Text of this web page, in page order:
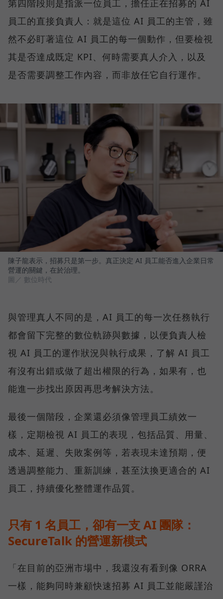
第四階段則是指派一位員工，擔任正在招募的 AI
員工的直接負責人：就是這位 AI 員工的主管，雖
然不必盯著這位 AI 員工的每一個動作，但要檢視
其是否達成既定 KPI、何時需要真人介入，以及
是否需要調整工作內容，而非放任它自行運作。
陳子龍表示，招募只是第一步。真正決定 AI 員工能否進入企業日常
營運的關鍵，在於治理。
圖／ 數位時代
與管理真人不同的是，AI 員工的每一次任務執行
都會留下完整的數位軌跡與數據，以便負責人檢
視 AI 員工的運作狀況與執行成果，了解 AI 員工
有沒有出錯或做了超出權限的行為，如果有，也
能進一步找出原因再思考解決方法。
最後一個階段，企業還必須像管理員工績效一
樣，定期檢視 AI 員工的表現，包括品質、用量、
成本、延遲、失敗案例等，若表現未達預期，便
透過調整能力、重新訓練，甚至汰換更適合的 AI
員工，持續優化整體運作品質。
只有 1 名員工，卻有一支 AI 團隊：
SecureTalk 的營運新模式
「在目前的亞洲市場中，我還沒有看到像 ORRA
一樣，能夠同時兼顧快速招募 AI 員工並能嚴謹治